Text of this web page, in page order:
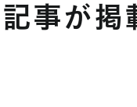
事が掲